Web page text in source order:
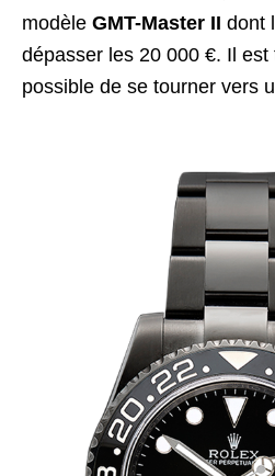
modèle GMT-Master II dont
dépasser les 20 000 €. Il
possible de se tourner vers